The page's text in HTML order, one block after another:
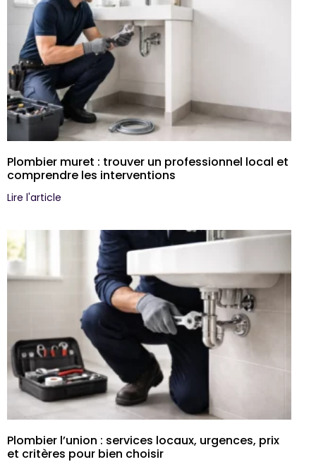
Plombier muret : trouver un professionnel local et
comprendre les interventions
Lire l'article
Plombier l’union : services locaux, urgences, prix
et critères pour bien choisir